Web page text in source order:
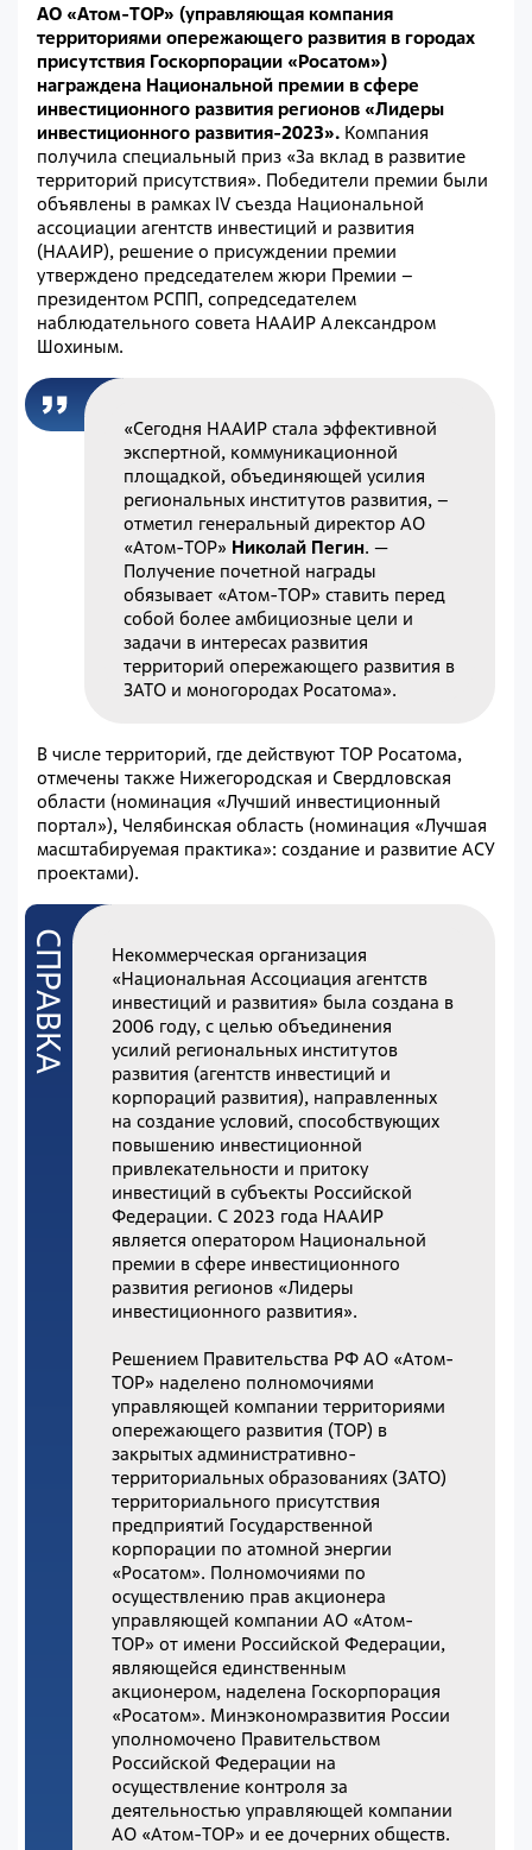
АО «Атом-ТОР» (управляющая компания
территориями опережающего развития в городах
присутствия Госкорпорации «Росатом»)
награждена Национальной премии в сфере
инвестиционного развития регионов «Лидеры
инвестиционного развития-2023». Компания
получила специальный приз «За вклад в развитие
территорий присутствия». Победители премии были
объявлены в рамках IV съезда Национальной
ассоциации агентств инвестиций и развития
(НААИР), решение о присуждении премии
утверждено председателем жюри Премии –
президентом РСПП, сопредседателем
наблюдательного совета НААИР Александром
Шохиным.
«Сегодня НААИР стала эффективной
экспертной, коммуникационной
площадкой, объединяющей усилия
региональных институтов развития, –
отметил генеральный директор АО
«Атом-ТОР» Николай Пегин. —
Получение почетной награды
обязывает «Атом-ТОР» ставить перед
собой более амбициозные цели и
задачи в интересах развития
территорий опережающего развития в
ЗАТО и моногородах Росатома».
В числе территорий, где действуют ТОР Росатома,
отмечены также Нижегородская и Свердловская
области (номинация «Лучший инвестиционный
портал»), Челябинская область (номинация «Лучшая
масштабируемая практика»: создание и развитие АСУ
проектами).
Некоммерческая организация
«Национальная Ассоциация агентств
инвестиций и развития» была создана в
2006 году, с целью объединения
усилий региональных институтов
развития (агентств инвестиций и
корпораций развития), направленных
на создание условий, способствующих
повышению инвестиционной
привлекательности и притоку
инвестиций в субъекты Российской
Федерации. С 2023 года НААИР
является оператором Национальной
премии в сфере инвестиционного
развития регионов «Лидеры
инвестиционного развития».
Решением Правительства РФ АО «Атом-
ТОР» наделено полномочиями
управляющей компании территориями
опережающего развития (ТОР) в
закрытых административно-
территориальных образованиях (ЗАТО)
территориального присутствия
предприятий Государственной
корпорации по атомной энергии
«Росатом». Полномочиями по
осуществлению прав акционера
управляющей компании АО «Атом-
ТОР» от имени Российской Федерации,
являющейся единственным
акционером, наделена Госкорпорация
«Росатом». Минэкономразвития России
уполномочено Правительством
Российской Федерации на
осуществление контроля за
деятельностью управляющей компании
АО «Атом-ТОР» и ее дочерних обществ.